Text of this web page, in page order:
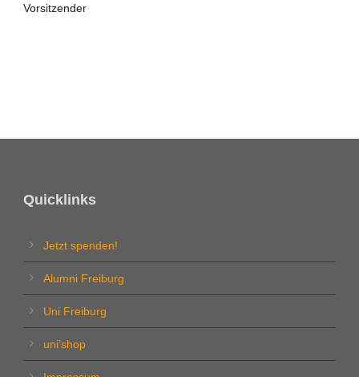
Vorsitzender
Quicklinks
Jetzt spenden!
Alumni Freiburg
Uni Freiburg
uni’shop